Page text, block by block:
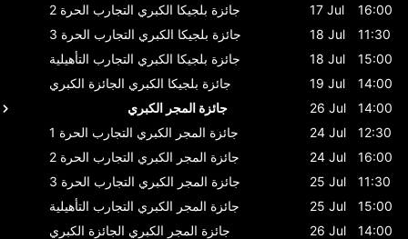
جائزة بلجيكا الكبري التجارب الحرة 2 17 Jul
16:00
جائزة بلجيكا الكبري التجارب الحرة 3 18 Jul
11:30
جائزة بلجيكا الكبري التجارب التأهيلية 18 Jul
15:00
جائزة بلجيكا الكبري الجائزة الكبري 19 Jul
14:00
جائزة المجر الكبري
26 Jul
14:00
جائزة المجر الكبري التجارب الحرة 1 24 Jul
12:30
جائزة المجر الكبري التجارب الحرة 2 24 Jul
16:00
جائزة المجر الكبري التجارب الحرة 3 25 Jul
11:30
جائزة المجر الكبري التجارب التأهيلية 25 Jul
15:00
جائزة المجر الكبري الجائزة الكبري 26 Jul
14:00